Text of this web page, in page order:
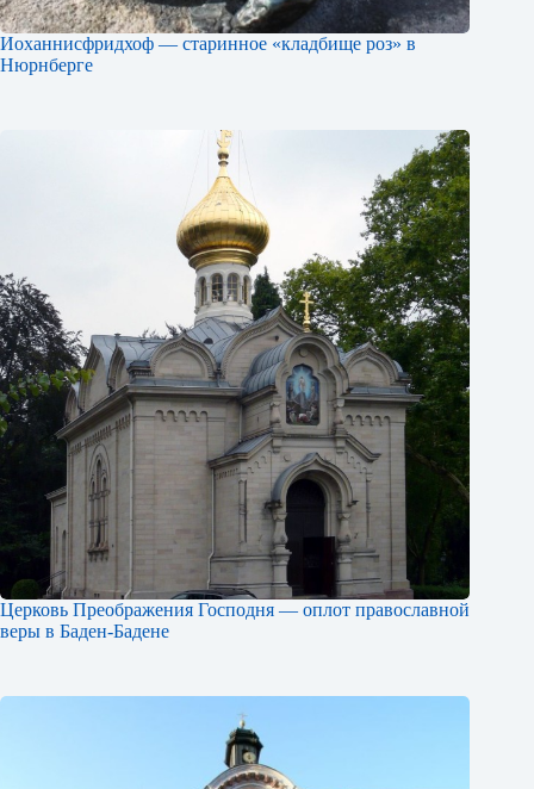
Иоханнисфридхоф — старинное «кладбище роз» в
Нюрнберге
Церковь Преображения Господня — оплот православной
веры в Баден-Бадене